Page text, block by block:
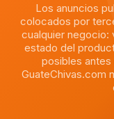
Los anuncios
colocados por
cualquier negocio:
estado del
posibles antes
GuateChivas.com